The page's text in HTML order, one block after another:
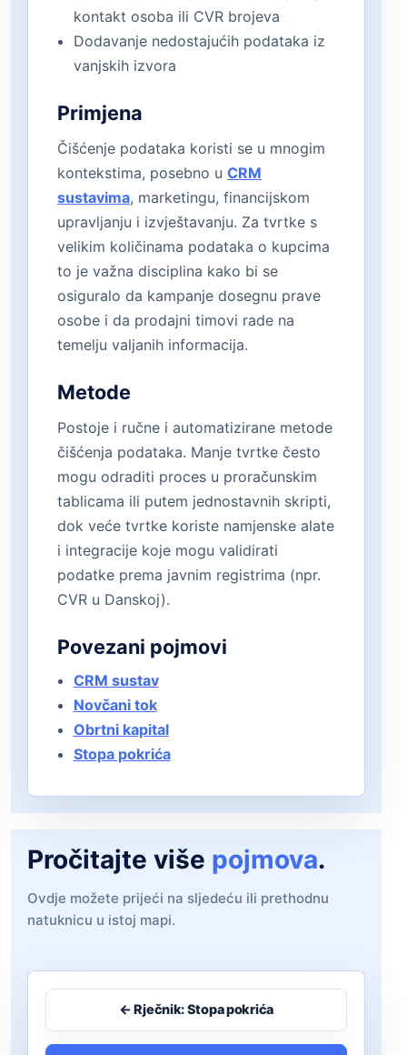
kontakt osoba ili CVR brojeva
Dodavanje nedostajućih podataka iz
vanjskih izvora
Primjena
Čišćenje podataka koristi se u mnogim
kontekstima, posebno u CRM
sustavima, marketingu, financijskom
upravljanju i izvještavanju. Za tvrtke s
velikim količinama podataka o kupcima
to je važna disciplina kako bi se
osiguralo da kampanje dosegnu prave
osobe i da prodajni timovi rade na
temelju valjanih informacija.
Metode
Postoje i ručne i automatizirane metode
čišćenja podataka. Manje tvrtke često
mogu odraditi proces u proračunskim
tablicama ili putem jednostavnih skripti,
dok veće tvrtke koriste namjenske alate
i integracije koje mogu validirati
podatke prema javnim registrima (npr.
CVR u Danskoj).
Povezani pojmovi
CRM sustav
Novčani tok
Obrtni kapital
Stopa pokrića
Pročitajte više pojmovа.
Ovdje možete prijeći na sljedeću ili prethodnu
natuknicu u istoj mapi.
← Rječnik: Stopa pokrića